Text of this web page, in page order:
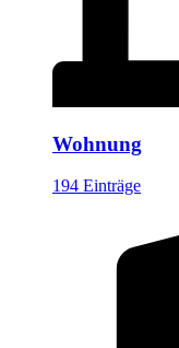
Wohnung
194 Einträge